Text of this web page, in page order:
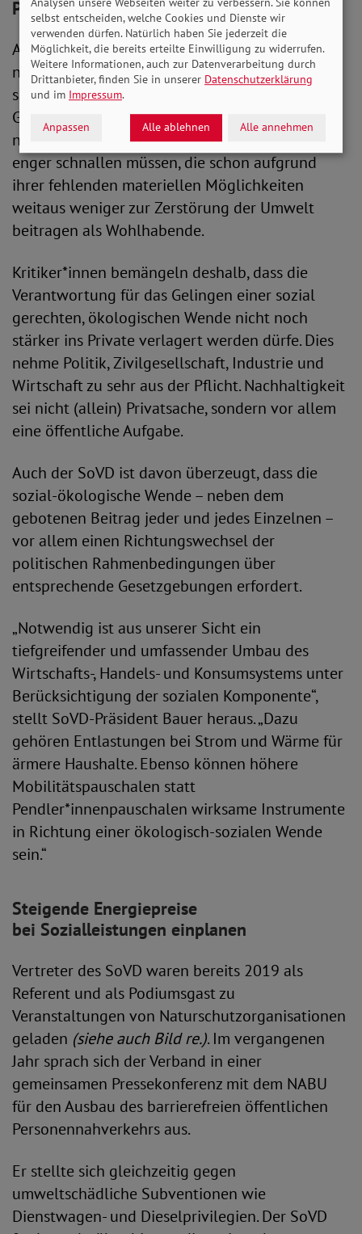
Private verlagern
Auch mit weniger Geld kann grundsätzlich
nachhaltiger eingekauft werden – so etwa mit
saisonal oder regional angebautem Obst und
Gemüse. Doch sollten in Sachen Klimaschutz
nicht ausgerechnet diejenigen den Gürtel noch
enger schnallen müssen, die schon aufgrund
ihrer fehlenden materiellen Möglichkeiten
weitaus weniger zur Zerstörung der Umwelt
beitragen als Wohlhabende.
Kritiker*innen bemängeln deshalb, dass die
Verantwortung für das Gelingen einer sozial
gerechten, ökologischen Wende nicht noch
stärker ins Private verlagert werden dürfe. Dies
nehme Politik, Zivilgesellschaft, Industrie und
Wirtschaft zu sehr aus der Pflicht. Nachhaltigkeit
sei nicht (allein) Privatsache, sondern vor allem
eine öffentliche Aufgabe.
Auch der SoVD ist davon überzeugt, dass die
sozial-ökologische Wende – neben dem
gebotenen Beitrag jeder und jedes Einzelnen –
vor allem einen Richtungswechsel der
politischen Rahmenbedingungen über
entsprechende Gesetzgebungen erfordert.
„Notwendig ist aus unserer Sicht ein
tiefgreifender und umfassender Umbau des
Wirtschafts-, Handels- und Konsumsystems unter
Berücksichtigung der sozialen Komponente“,
stellt SoVD-Präsident Bauer heraus. „Dazu
gehören Entlastungen bei Strom und Wärme für
ärmere Haushalte. Ebenso können höhere
Mobilitätspauschalen statt
Pendler*innenpauschalen wirksame Instrumente
in Richtung einer ökologisch-sozialen Wende
sein.“
Steigende Energiepreise
bei Sozialleistungen einplanen
Vertreter des SoVD waren bereits 2019 als
Referent und als Podiumsgast zu
Veranstaltungen von Naturschutzorganisationen
geladen (siehe auch Bild re.). Im vergangenen
Jahr sprach sich der Verband in einer
gemeinsamen Pressekonferenz mit dem NABU
für den Ausbau des barrierefreien öffentlichen
Personennahverkehrs aus.
Er stellte sich gleichzeitig gegen
umweltschädliche Subventionen wie
Dienstwagen- und Dieselprivilegien. Der SoVD
selbst entscheiden, welche Cookies und Dienste wir
verwenden dürfen. Natürlich haben Sie jederzeit die
Möglichkeit, die bereits erteilte Einwilligung zu widerrufen.
Weitere Informationen, auch zur Datenverarbeitung durch
Drittanbieter, finden Sie in unserer Datenschutzerklärung
und im Impressum.
Anpassen Alle ablehnen Alle annehmen